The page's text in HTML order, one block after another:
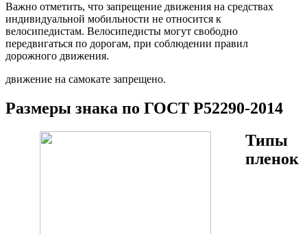
Важно отметить, что запрещение движения на средствах
индивидуальной мобильности не относится к
велосипедистам. Велосипедисты могут свободно
передвигаться по дорогам, при соблюдении правил
дорожного движения.
движение на самокате запрещено.
Размеры знака по ГОСТ Р52290-2014
Типы
пленок